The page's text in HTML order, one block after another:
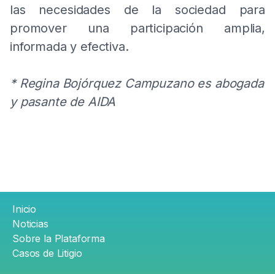
las necesidades de la sociedad para
promover una participación amplia,
informada y efectiva.
* Regina Bojórquez Campuzano es abogada
y pasante de AIDA
Pie
de
página
Inicio
Noticias
Sobre la Plataforma
Casos de Litigio